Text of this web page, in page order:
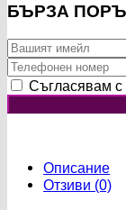
БЪРЗА
Съгласявам с
Описание
Отзиви (0)